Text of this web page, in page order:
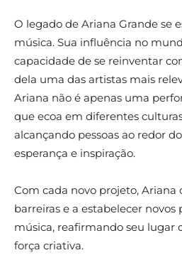
O legado de Ariana Grande se
música. Sua influência no
capacidade de se reinventar
dela uma das artistas mais
Ariana não é apenas uma
que ecoa em diferentes
alcançando pessoas ao redor
esperança e inspiração.
Com cada novo projeto,
barreiras e a estabelecer
música, reafirmando seu lugar
força criativa.